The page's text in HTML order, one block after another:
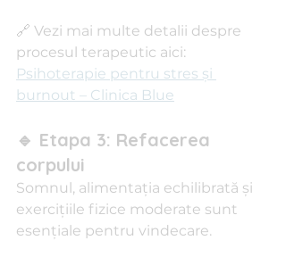
🔗 Vezi mai multe detalii despre
procesul terapeutic aici:
Psihoterapie pentru stres și
burnout – Clinica Blue
🔹 Etapa 3: Refacerea
corpului
Somnul, alimentația echilibrată și
exercițiile fizice moderate sunt
esențiale pentru vindecare.